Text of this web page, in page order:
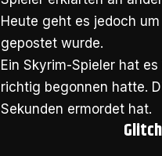
Heute geht es jedoch
gepostet wurde.
Ein Skyrim-Spieler hat
richtig begonnen hatte.
Sekunden ermordet hat.